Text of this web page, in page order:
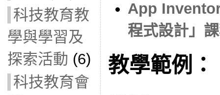
科技教育教
學與學習及
探索活動 (6)
科技教育會
App
程式設計」
教學範例：